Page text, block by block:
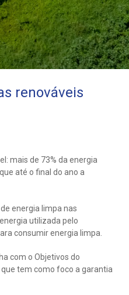
renováveis
mais de 73% da energia
até o final do ano a
energia limpa nas
utilizada pelo
consumir energia limpa.
com o Objetivos do
que tem como foco a garantia